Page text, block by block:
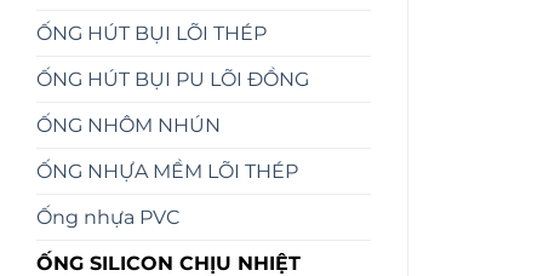
ỐNG HÚT BỤI LÕI THÉP
ỐNG HÚT BỤI PU LÕI ĐỒNG
ỐNG NHÔM NHÚN
ỐNG NHỰA MỀM LÕI THÉP
Ống nhựa PVC
ỐNG SILICON CHỊU NHIỆT